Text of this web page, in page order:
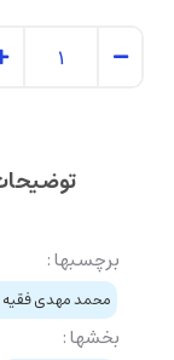
برچسبها :
محمد مهدی
بخشها :